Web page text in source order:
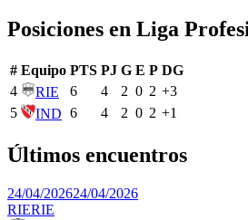
Posiciones en Liga
# Equipo PTS PJ G E P DG
4
RIE 6 4 2 0 2 +3
5
IND 6 4 2 0 2 +1
Últimos encuentros
24/04/202624/04/2026
RIERIE